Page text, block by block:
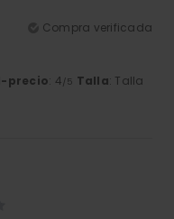
Compra verificada
precio: 4/5 Talla: Talla